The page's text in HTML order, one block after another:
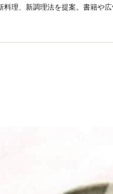
理、新調理法を提案。書籍や広